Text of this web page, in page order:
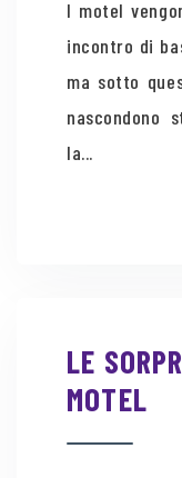
I motel
incontro di
ma sotto
nascondono
la...
LE
MOTEL